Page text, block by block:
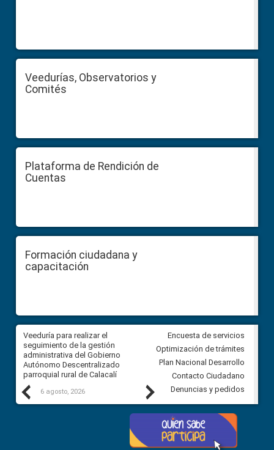
Veedurías, Observatorios y
Comités
Plataforma de Rendición de
Cuentas
Formación ciudadana y
capacitación
Previous
Veeduría para realizar el
seguimiento de la gestión
administrativa del Gobierno
Autónomo Descentralizado
parroquial rural de Calacalí
6 agosto, 2026
Veeduría para vigilar los
derivados de la Audiencia
comunidad Urbina, parroquia
Carolina
5 agosto, 2026
Next
Encuesta de servicios
Optimización de trámites
Plan Nacional Desarrollo
Contacto Ciudadano
Denuncias y pedidos